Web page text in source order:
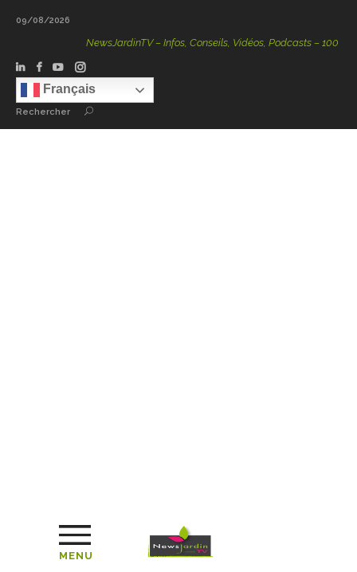
09/08/2026
NewsJardinTV – Infos, Conseils, Vidéos, Podcasts – 100 %
Français
Rechercher
MENU